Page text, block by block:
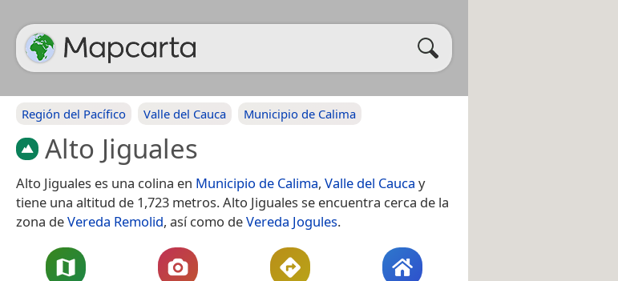
Región del Pacífico Valle del Cauca Municipio de Calima
Alto Jiguales
Alto Jiguales es una colina en Municipio de Calima, Valle del Cauca y
tiene una altitud de 1,723 metros. Alto Jiguales se encuentra cerca de la
zona deVereda Remolid, así como deVereda Jogules.